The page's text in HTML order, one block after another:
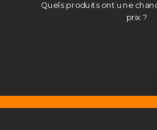
Quels produits ont une
prix ?